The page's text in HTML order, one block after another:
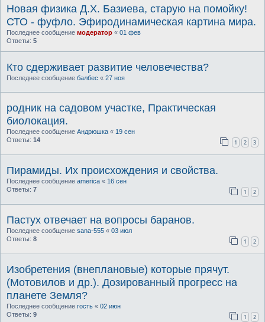
Новая физика Д.Х. Базиева, старую на помойку!
СТО - фуфло. Эфиродинамическая картина мира.
Последнее сообщение модератор « 01 фев
Ответы: 5
Кто сдерживает развитие человечества?
Последнее сообщение балбес « 27 ноя
родник на садовом участке, Практическая
биолокация.
Последнее сообщение Андрюшка « 19 сен
Ответы: 14 1 2 3
Пирамиды. Их происхождения и свойства.
Последнее сообщение america « 16 сен
Ответы: 7 1 2
Пастух отвечает на вопросы баранов.
Последнее сообщение sana-555 « 03 июл
Ответы: 8 1 2
Изобретения (внеплановые) которые прячут.
(Мотовилов и др.). Дозированный прогресс на
планете Земля?
Последнее сообщение гость « 02 июн
Ответы: 9 1 2